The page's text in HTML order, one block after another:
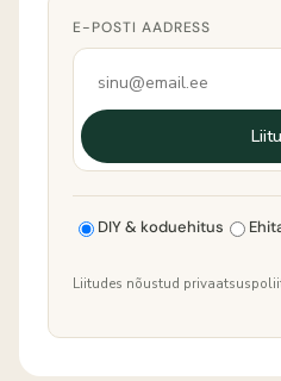
E-POSTI AADRESS
Liitu
DIY & koduehitus
Liitudes nõustud